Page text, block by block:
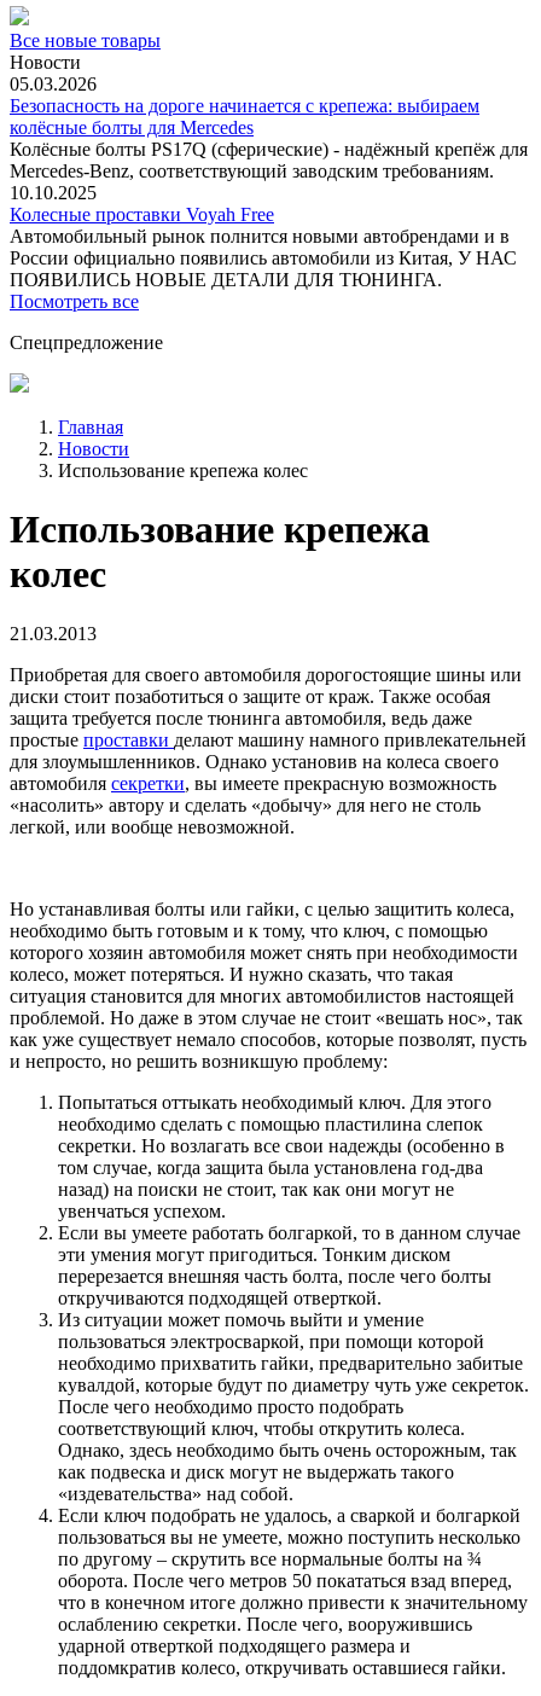
Все новые товары
Новости
05.03.2026
Безопасность на дороге начинается с крепежа: выбираем
колёсные болты для Mercedes
Колёсные болты PS17Q (сферические) - надёжный крепёж для
Mercedes‑Benz, соответствующий заводским требованиям.
10.10.2025
Колесные проставки Voyah Free
Автомобильный рынок полнится новыми автобрендами и в
России официально появились автомобили из Китая, У НАС
ПОЯВИЛИСЬ НОВЫЕ ДЕТАЛИ ДЛЯ ТЮНИНГА.
Посмотреть все
Спецпредложение
Главная
Новости
Использование крепежа колес
Использование крепежа
колес
21.03.2013
Приобретая для своего автомобиля дорогостоящие шины или
диски стоит позаботиться о защите от краж. Также особая
защита требуется после тюнинга автомобиля, ведь даже
простые проставки делают машину намного привлекательней
для злоумышленников. Однако установив на колеса своего
автомобиля секретки, вы имеете прекрасную возможность
«насолить» автору и сделать «добычу» для него не столь
легкой, или вообще невозможной.
Но устанавливая болты или гайки, с целью защитить колеса,
необходимо быть готовым и к тому, что ключ, с помощью
которого хозяин автомобиля может снять при необходимости
колесо, может потеряться. И нужно сказать, что такая
ситуация становится для многих автомобилистов настоящей
проблемой. Но даже в этом случае не стоит «вешать нос», так
как уже существует немало способов, которые позволят, пусть
и непросто, но решить возникшую проблему:
Попытаться оттыкать необходимый ключ. Для этого
необходимо сделать с помощью пластилина слепок
секретки. Но возлагать все свои надежды (особенно в
том случае, когда защита была установлена год-два
назад) на поиски не стоит, так как они могут не
увенчаться успехом.
Если вы умеете работать болгаркой, то в данном случае
эти умения могут пригодиться. Тонким диском
перерезается внешняя часть болта, после чего болты
откручиваются подходящей отверткой.
Из ситуации может помочь выйти и умение
пользоваться электросваркой, при помощи которой
необходимо прихватить гайки, предварительно забитые
кувалдой, которые будут по диаметру чуть уже секреток.
После чего необходимо просто подобрать
соответствующий ключ, чтобы открутить колеса.
Однако, здесь необходимо быть очень осторожным, так
как подвеска и диск могут не выдержать такого
«издевательства» над собой.
Если ключ подобрать не удалось, а сваркой и болгаркой
пользоваться вы не умеете, можно поступить несколько
по другому – скрутить все нормальные болты на ¾
оборота. После чего метров 50 покататься взад вперед,
что в конечном итоге должно привести к значительному
ослаблению секретки. После чего, вооружившись
ударной отверткой подходящего размера и
поддомкратив колесо, откручивать оставшиеся гайки.